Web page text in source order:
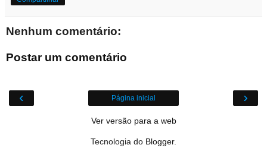
Nenhum comentário:
Postar um comentário
‹ ›
Página inicial
Ver versão para a web
Tecnologia do Blogger.